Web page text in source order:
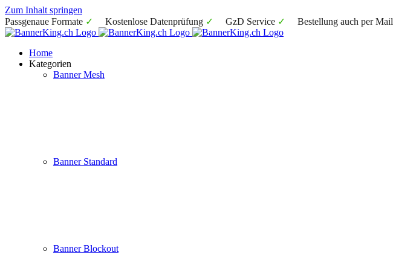
Zum Inhalt springen
Passgenaue Formate ✓ Kostenlose Datenprüfung ✓ GzD Service ✓ Bestellung auch per Mail
Home
Kategorien
Banner Mesh
Banner Standard
Banner Blockout